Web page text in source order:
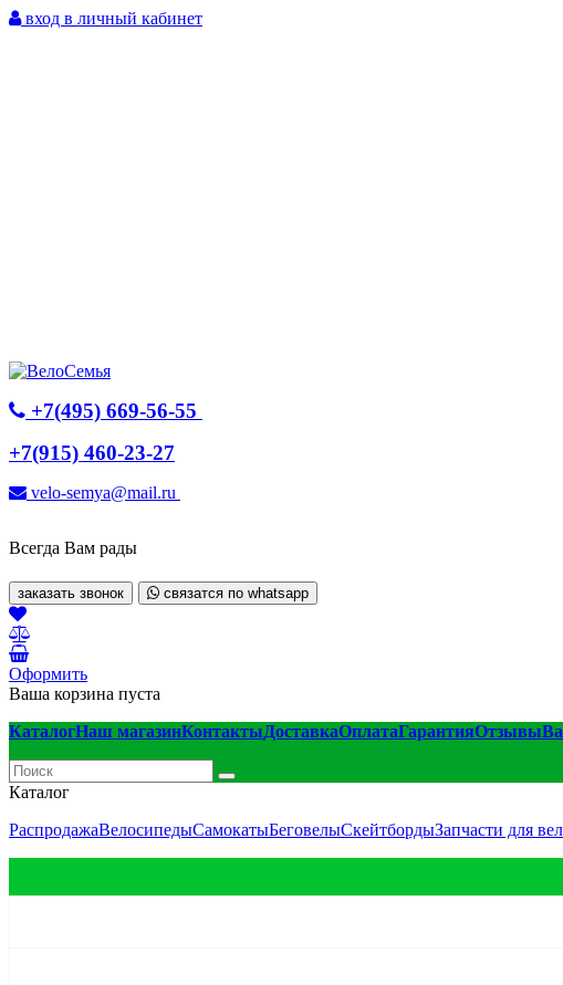
вход в личный кабинет
+7(495) 669-56-55
+7(915) 460-23-27
velo-semya@mail.ru
Всегда Вам рады
заказать звонок связатся по whatsapp
Оформить
Ваша корзина пуста
КаталогНаш магазинКонтактыДоставкаОплатаГарантияОтзывы
Каталог
РаспродажаВелосипедыСамокатыБеговелыСкейтбордыЗапчасти для